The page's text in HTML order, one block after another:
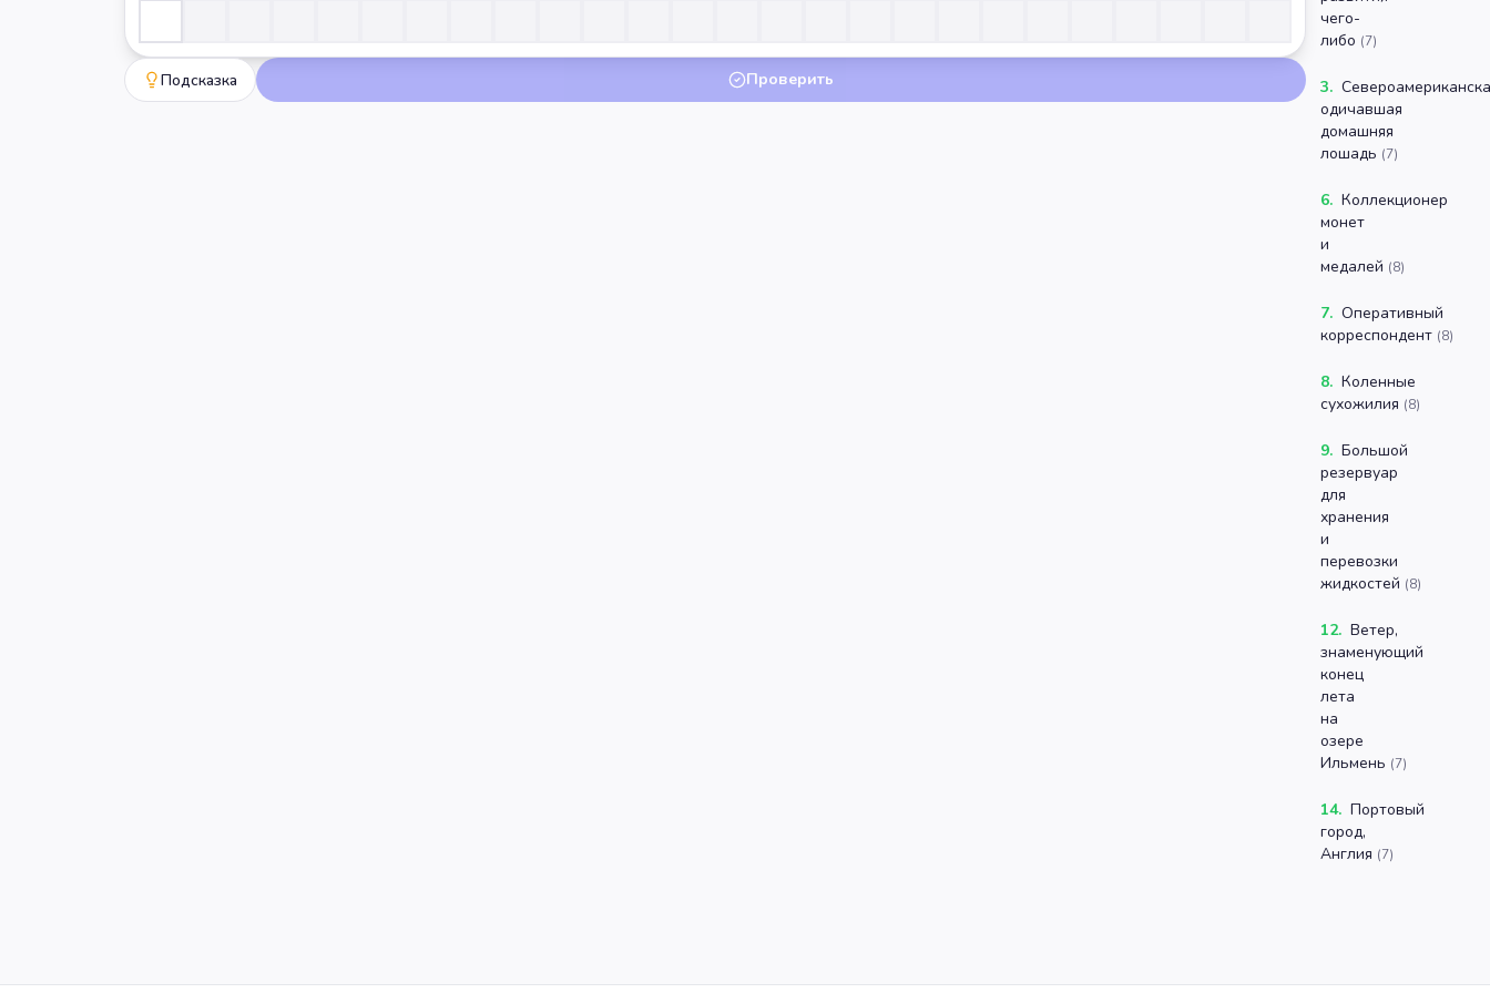
Подсказка Проверить
чего-
либо (7)
3.
одичавшая
домашняя
лошадь (7)
6. Коллекционер
монет
и
медалей (8)
7. Оперативный
корреспондент (8)
8. Коленные
сухожилия (8)
9. Большой
резервуар
для
хранения
и
перевозки
жидкостей (8)
12. Ветер,
знаменующий
конец
лета
на
озере
Ильмень (7)
14. Портовый
город,
Англия (7)